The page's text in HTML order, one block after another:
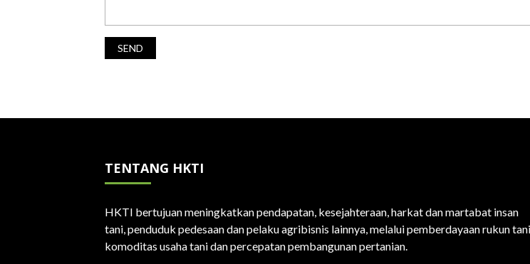
TENTANG HKTI
HKTI bertujuan meningkatkan pendapatan, kesejahteraan, harkat dan martabat insan
tani, penduduk pedesaan dan pelaku agribisnis lainnya, melalui pemberdayaan rukun tani
komoditas usaha tani dan percepatan pembangunan pertanian.